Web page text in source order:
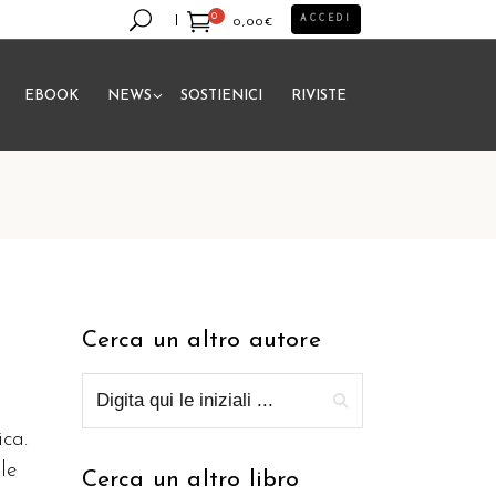
0
0,00€
prodotto nel carrello.
ACCEDI
EBOOK NEWS SOSTIENICI RIVISTE
Cerca un altro autore
Cerca un altro libro